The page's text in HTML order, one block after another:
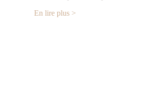
En lire plus >